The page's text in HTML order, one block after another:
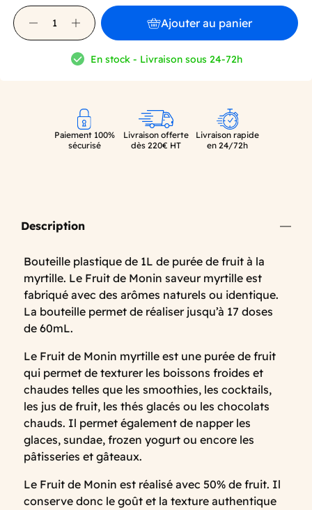
Ajouter au panier
En stock - Livraison sous 24-72h
Paiement 100%
sécurisé
Livraison offerte
dès 220€ HT
Livraison rapide
en 24/72h
Description
Bouteille plastique de 1L de purée de fruit à la
myrtille. Le Fruit de Monin saveur myrtille est
fabriqué avec des arômes naturels ou identique.
La bouteille permet de réaliser jusqu’à 17 doses
de 60mL.
Le Fruit de Monin myrtille est une purée de fruit
qui permet de texturer les boissons froides et
chaudes telles que les smoothies, les cocktails,
les jus de fruit, les thés glacés ou les chocolats
chauds. Il permet également de napper les
glaces, sundae, frozen yogurt ou encore les
pâtisseries et gâteaux.
Le Fruit de Monin est réalisé avec 50% de fruit. Il
conserve donc le goût et la texture authentique